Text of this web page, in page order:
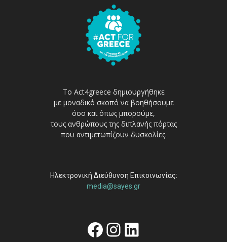
Το Act4greece δημιουργήθηκε
με μοναδικό σκοπό να βοηθήσουμε
όσο και όπως μπορούμε,
τους ανθρώπους της διπλανής πόρτας
που αντιμετωπίζουν δυσκολίες.
Ηλεκτρονική Διεύθυνση Επικοινωνίας:
media@sayes.gr
Facebook
Instagram
Linkedin